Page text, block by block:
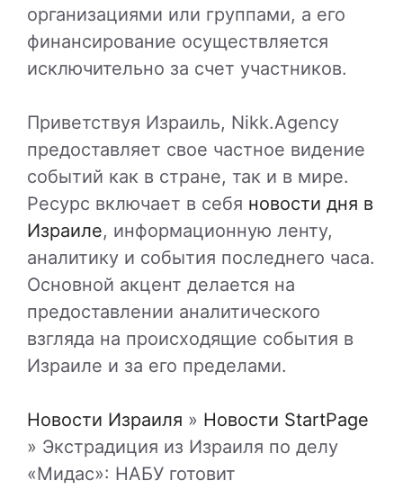
организациями или группами, а его
финансирование осуществляется
исключительно за счет участников.
Приветствуя Израиль, Nikk.Agency
предоставляет свое частное видение
событий как в стране, так и в мире.
Ресурс включает в себя новости дня в
Израиле, информационную ленту,
аналитику и события последнего часа.
Основной акцент делается на
предоставлении аналитического
взгляда на происходящие события в
Израиле и за его пределами.
Новости Израиля » Новости StartPage
» Экстрадиция из Израиля по делу
«Мидас»: НАБУ готовит